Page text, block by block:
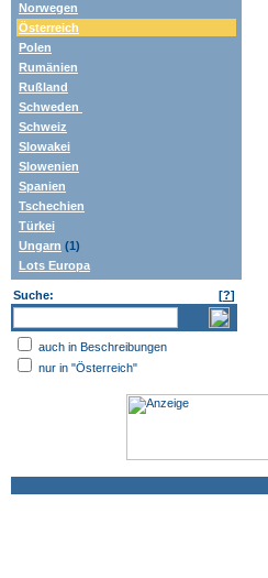
Norwegen
Österreich
Polen
Rumänien
Rußland
Schweden
Schweiz
Slowakei
Slowenien
Spanien
Tschechien
Türkei
Ungarn (1)
Lots Europa
Suche: [?]
auch in Beschreibungen
nur in "Österreich"